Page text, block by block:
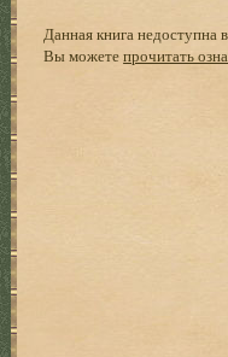
Данная книга недоступна
Вы можетепрочитать